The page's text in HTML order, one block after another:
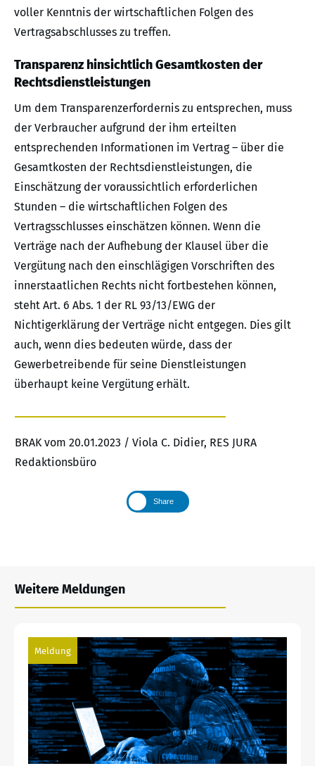
voller Kenntnis der wirtschaftlichen Folgen des
Vertragsabschlusses zu treffen.
Transparenz hinsichtlich Gesamtkosten der
Rechtsdienstleistungen
Um dem Transparenzerfordernis zu entsprechen, muss
der Verbraucher aufgrund der ihm erteilten
entsprechenden Informationen im Vertrag – über die
Gesamtkosten der Rechtsdienstleistungen, die
Einschätzung der voraussichtlich erforderlichen
Stunden – die wirtschaftlichen Folgen des
Vertragsschlusses einschätzen können. Wenn die
Verträge nach der Aufhebung der Klausel über die
Vergütung nach den einschlägigen Vorschriften des
innerstaatlichen Rechts nicht fortbestehen können,
steht Art. 6 Abs. 1 der RL 93/13/EWG der
Nichtigerklärung der Verträge nicht entgegen. Dies gilt
auch, wenn dies bedeuten würde, dass der
Gewerbetreibende für seine Dienstleistungen
überhaupt keine Vergütung erhält.
BRAK vom 20.01.2023 / Viola C. Didier, RES JURA
Redaktionsbüro
Share
Weitere Meldungen
Meldung